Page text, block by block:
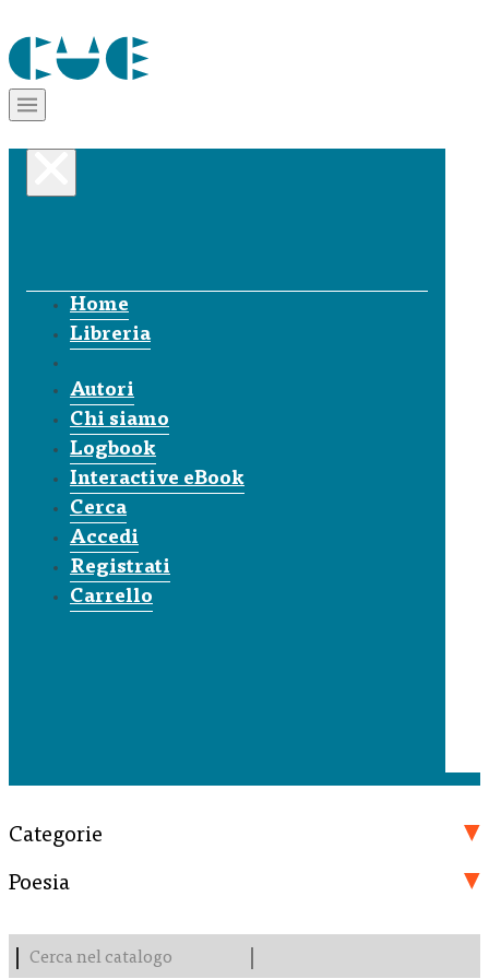
Home
Libreria
Autori
Chi siamo
Logbook
Interactive eBook
Cerca
Accedi
Registrati
Carrello
Categorie
Poesia